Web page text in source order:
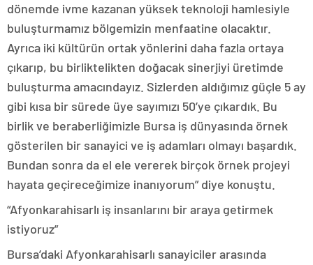
dönemde ivme kazanan yüksek teknoloji hamlesiyle
buluşturmamız bölgemizin menfaatine olacaktır.
Ayrıca iki kültürün ortak yönlerini daha fazla ortaya
çıkarıp, bu birliktelikten doğacak sinerjiyi üretimde
buluşturma amacındayız. Sizlerden aldığımız güçle 5 ay
gibi kısa bir sürede üye sayımızı 50’ye çıkardık. Bu
birlik ve beraberliğimizle Bursa iş dünyasında örnek
gösterilen bir sanayici ve iş adamları olmayı başardık.
Bundan sonra da el ele vererek birçok örnek projeyi
hayata geçireceğimize inanıyorum” diye konuştu.
“Afyonkarahisarlı iş insanlarını bir araya getirmek
istiyoruz”
Bursa’daki Afyonkarahisarlı sanayiciler arasında